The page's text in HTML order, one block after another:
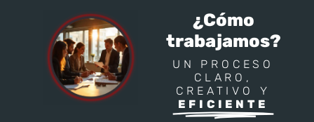
¿Cómo
trabajamos?
UN PROCESO
CLARO,
CREATIVO Y
EFICIENTE